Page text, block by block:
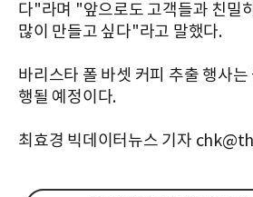
다"라며 "앞으로도 고객들과 친밀
많이 만들고 싶다"라고 말했다.
바리스타 폴 바셋 커피 추출 행사
행될 예정이다.
최효경 빅데이터뉴스 기자